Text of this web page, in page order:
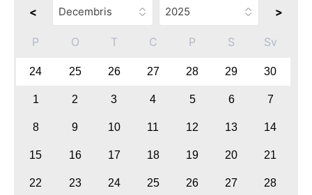
< >
P O T C P S Sv
24 25 26 27 28 29 30
1 2 3 4 5 6 7
8 9 10 11 12 13 14
15 16 17 18 19 20 21
22 23 24 25 26 27 28